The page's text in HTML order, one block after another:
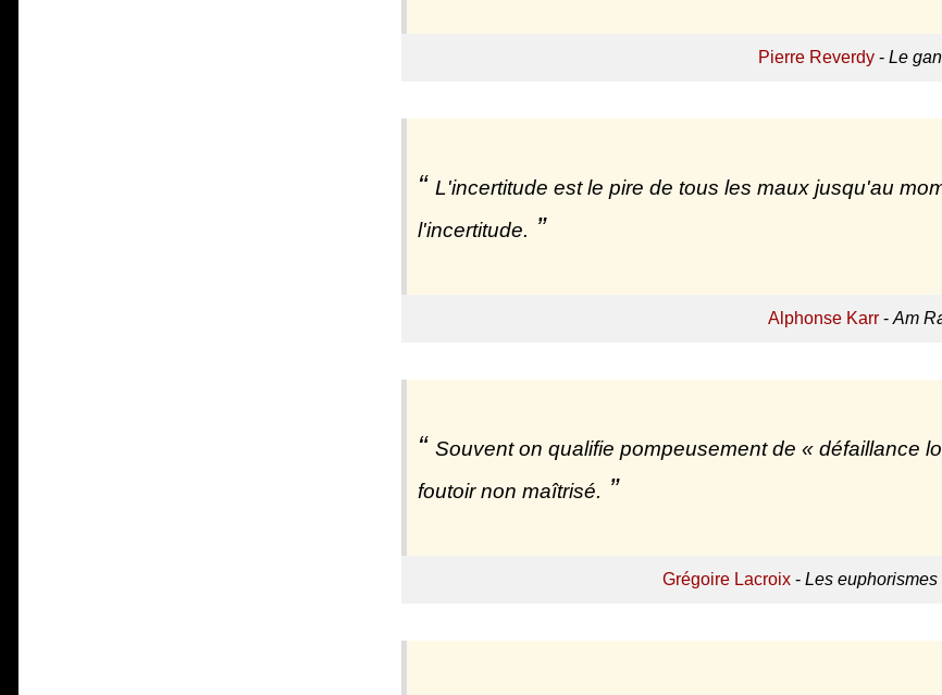
Pierre Reverdy - Le
L'incertitude est le pire de tous les maux jusqu'au
l'incertitude.
Alphonse Karr- Am
Souvent on qualifie pompeusement de « défaillance
foutoir non maîtrisé.
Grégoire Lacroix- Les euphorismes